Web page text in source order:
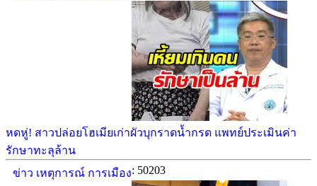
หดหู่! สาวปล่อยโฮเมียเก่าผัวบุกราดน้ำกรด แพทย์ประเมินค่า
รักษาทะลุล้าน
ข่าว เหตุการณ์ การเมือง: 50203